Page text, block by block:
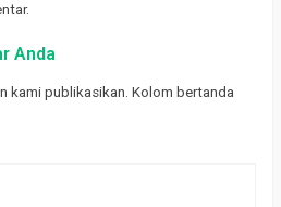
Anda
kami publikasikan. Kolom bertanda